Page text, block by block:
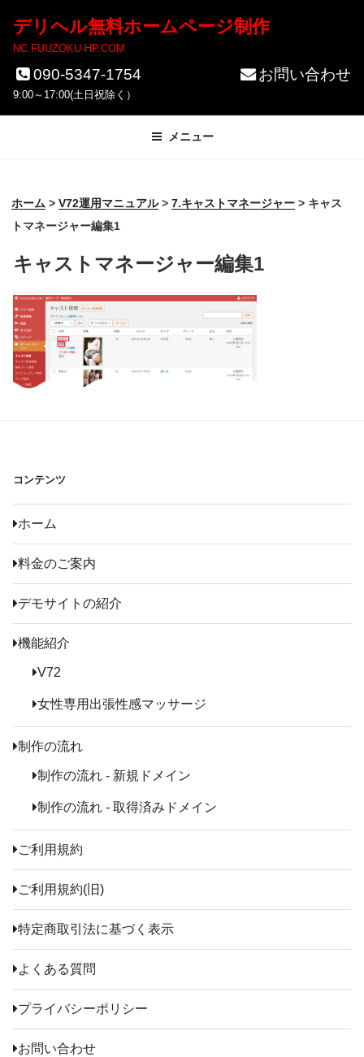
ツ
デリヘル無料ホームページ制作
NC.FUUZOKU-HP.COM
090-5347-1754
9:00～17:00(土日祝除く）
お問い合わせ
メニュー
ホーム > V72運用マニュアル> 7.キャストマネージャー > キャス
トマネージャー編集1
キャストマネージャー編集1
コンテンツ
ホーム
料金のご案内
デモサイトの紹介
機能紹介
V72
女性専用出張性感マッサージ
制作の流れ
制作の流れ - 新規ドメイン
制作の流れ - 取得済みドメイン
ご利用規約
ご利用規約(旧)
特定商取引法に基づく表示
よくある質問
プライバシーポリシー
お問い合わせ